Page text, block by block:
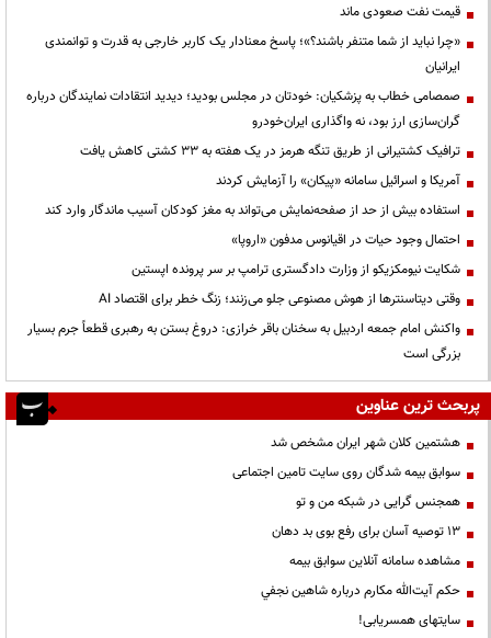
قیمت نفت صعودی ماند
«چرا نباید از شما متنفر باشند؟»؛ پاسخ معنادار یک کاربر خارجی به قدرت و توانمندی
ایرانیان
صمصامی خطاب به پزشکیان: خودتان در مجلس بودید؛ دیدید انتقادات نمایندگان درباره
گران‌سازی ارز بود، نه واگذاری ایران‌خودرو
ترافیک کشتیرانی از طریق تنگه هرمز در یک هفته به ۳۳ کشتی کاهش یافت
آمریکا و اسرائیل سامانه «پیکان» را آزمایش کردند
استفاده بیش از حد از صفحه‌نمایش می‌تواند به مغز کودکان آسیب ماندگار وارد کند
احتمال وجود حیات در اقیانوس مدفون «اروپا»
شکایت نیومکزیکو از وزارت دادگستری ترامپ بر سر پرونده اپستین
وقتی دیتاسنترها از هوش مصنوعی جلو می‌زنند؛ زنگ خطر برای اقتصاد AI
واکنش امام جمعه اردبیل به سخنان باقر خرازی: دروغ بستن به رهبری قطعاً جرم بسیار
بزرگی است
پربحث ترین عناوین
هشتمین کلان شهر ایران مشخص شد
سوابق بیمه شدگان روی سایت تامین اجتماعی
همجنس گرایی در شبکه من و تو
13 توصیه آسان برای رفع بوی بد دهان
مشاهده سامانه آنلاين سوابق بیمه
حكم آيت‌الله مكارم درباره شاهين نجفي
سایتهای همسریابی!